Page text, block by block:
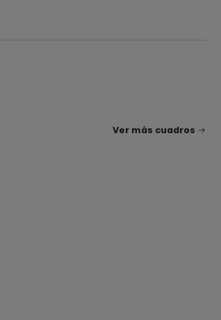
Ver más cuadros